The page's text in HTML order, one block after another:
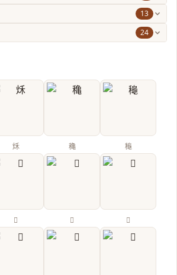
13
24
秌 穐 龝
𥝚 𥝛 𥡄